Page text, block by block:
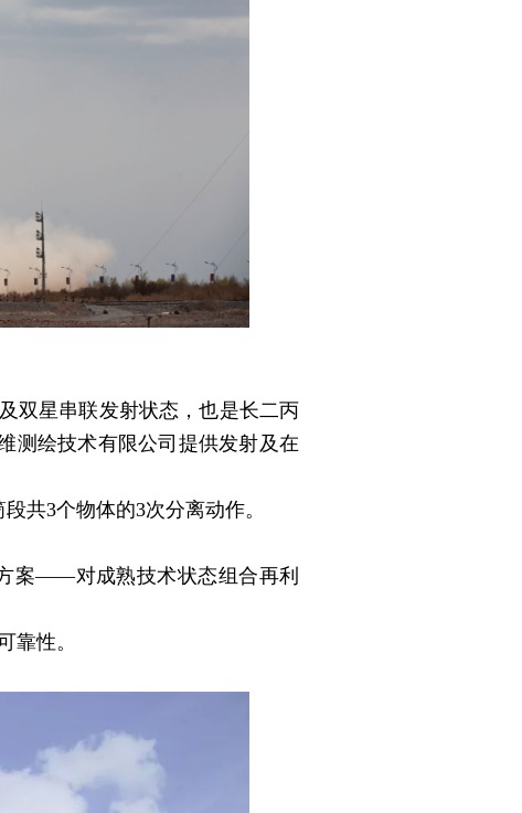
双星串联发射状态，也是长二丙
测绘技术有限公司提供发射及在
3个物体的3次分离动作。
案——对成熟技术状态组合再利
性。